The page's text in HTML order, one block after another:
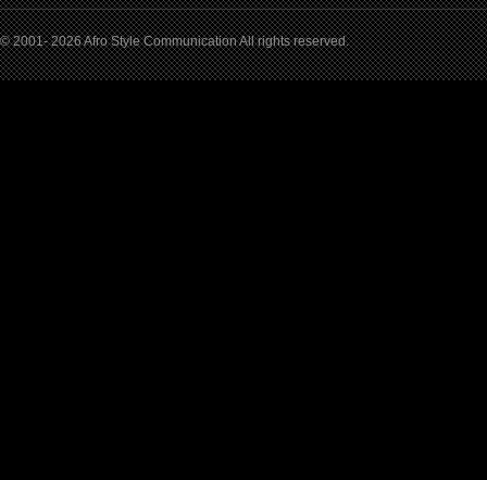
© 2001- 2026 Afro Style Communication All rights reserved.